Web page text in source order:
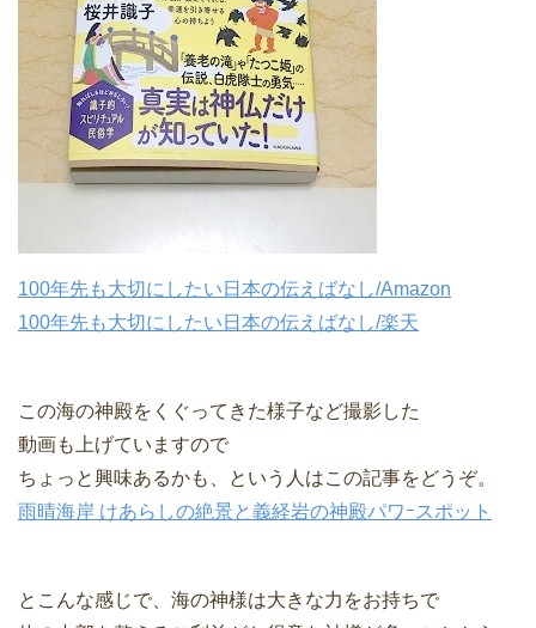
100年先も大切にしたい日本の伝えばなし/Amazon
100年先も大切にしたい日本の伝えばなし/楽天
この海の神殿をくぐってきた様子など撮影した
動画も上げていますので
ちょっと興味あるかも、という人はこの記事をどうぞ。
雨晴海岸 けあらしの絶景と義経岩の神殿パワｰスポット
とこんな感じで、海の神様は大きな力をお持ちで